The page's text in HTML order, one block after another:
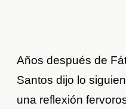
Años después de
Santos dijo lo
una reflexión